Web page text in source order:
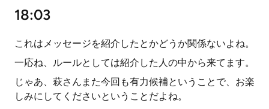
18:03
これはメッセージを紹介したとかどうか関係ないよね。
一応ね、ルールとしては紹介した人の中から来てます。
じゃあ、萩さんまた今回も有力候補ということで、お楽
しみにしてくださいということだよね。